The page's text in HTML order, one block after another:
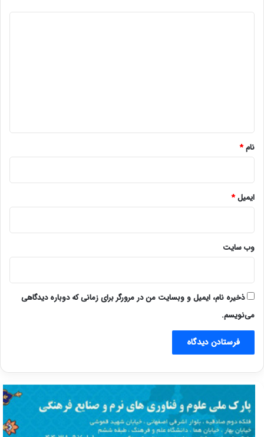
نام*
ایمیل*
وب‌ سایت
ذخیره نام، ایمیل و وبسایت من در مرورگر برای زمانی که دوباره دیدگاهی
می‌نویسم.